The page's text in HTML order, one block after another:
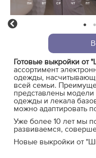
1 2
Готовые выкройки от
ассортимент
одежды,
всей семьи.
представлены модели
одежды и лекала
можно адаптировать
Уже более 10 лет мы
развиваемся,
Новые выкройки от